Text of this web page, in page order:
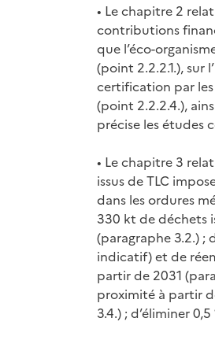
• Le chapitre 2
contributions
que l’éco-
(point 2.2.2.1.), sur
certification par
(point 2.2.2.4.),
précise les études
• Le chapitre 3
issus de TLC
dans les ordures
330 kt de déchets
(paragraphe 3.2.) ;
indicatif) et de
partir de 2031
proximité à partir
3.4.) ; d’éliminer